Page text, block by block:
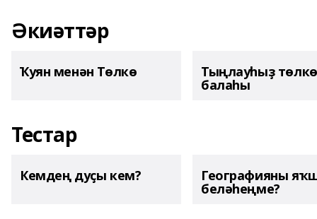
Әкиәттәр
Ҡуян менән Төлкө Тыңлауһыҙ төлкө
балаһы
Тестар
Кемдең дуҫы кем? Географияны
беләһеңме?